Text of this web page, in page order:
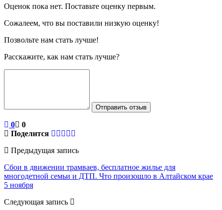
Оценок пока нет. Поставьте оценку первым.
Сожалеем, что вы поставили низкую оценку!
Позвольте нам стать лучше!
Расскажите, как нам стать лучше?
Отправить отзыв
0
0
Поделится
Предыдущая запись
Сбои в движении трамваев, бесплатное жилье для
многодетной семьи и ДТП. Что произошло в Алтайском крае
5 ноября
Следующая запись